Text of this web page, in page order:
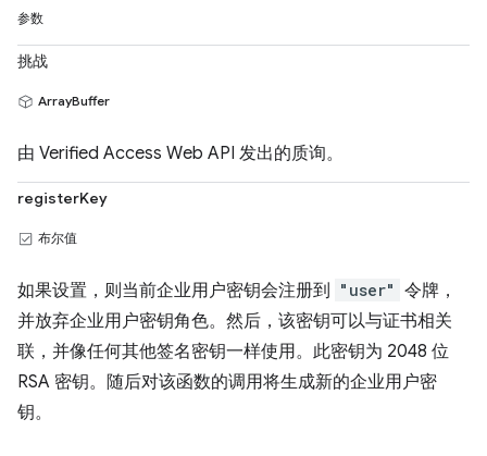
参数
挑战
ArrayBuffer
由 Verified Access Web API 发出的质询。
registerKey
布尔值
如果设置，则当前企业用户密钥会注册到 "user" 令牌，
并放弃企业用户密钥角色。然后，该密钥可以与证书相关
联，并像任何其他签名密钥一样使用。此密钥为 2048 位
RSA 密钥。随后对该函数的调用将生成新的企业用户密
钥。